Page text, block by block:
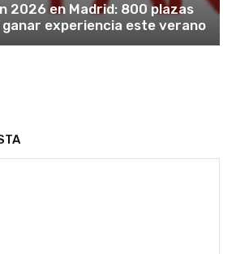
2026 en Madrid: 800 plazas
experiencia este verano